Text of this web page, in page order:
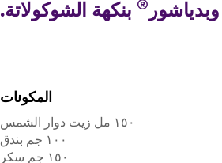
® بنكهة الشوكولاتة.
المكونات
١٥٠ مل زيت دوار الشمس
١٠٠ جم بندق
١٥٠ جم سكر